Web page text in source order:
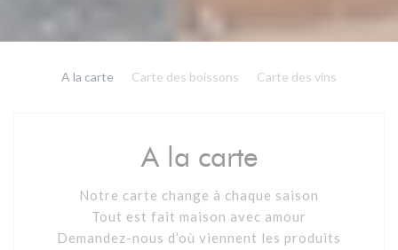
A la carte Carte des boissons Carte des vins
A la carte
Notre carte change à chaque saison
Tout est fait maison avec amour
Demandez-nous d’où viennent les produits